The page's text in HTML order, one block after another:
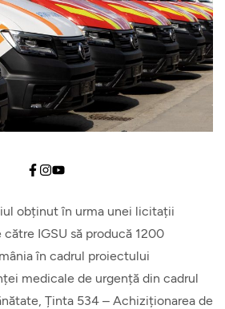
Centre de comandă
control
Vehicule pentru
transport persoane
scaune cu rotile
Autospeciale pentru
obținut în urma unei licitații
IGSU să producă 1200
în cadrul proiectului
medicale de urgență din cadrul
Ținta 534 – Achiziționarea de